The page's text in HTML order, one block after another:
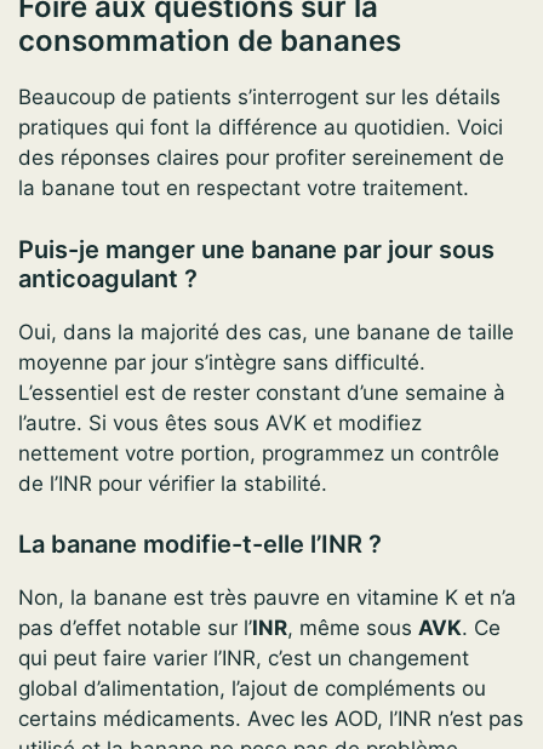
consommation de bananes
Beaucoup de patients s’interrogent sur les détails
pratiques qui font la différence au quotidien. Voici
des réponses claires pour profiter sereinement de
la banane tout en respectant votre traitement.
Puis-je manger une banane par jour sous
anticoagulant ?
Oui, dans la majorité des cas, une banane de taille
moyenne par jour s’intègre sans difficulté.
L’essentiel est de rester constant d’une semaine à
l’autre. Si vous êtes sous AVK et modifiez
nettement votre portion, programmez un contrôle
de l’INR pour vérifier la stabilité.
La banane modifie-t-elle l’INR ?
Non, la banane est très pauvre en vitamine K et n’a
pas d’effet notable sur l’INR, même sous AVK. Ce
qui peut faire varier l’INR, c’est un changement
global d’alimentation, l’ajout de compléments ou
certains médicaments. Avec les AOD, l’INR n’est pas